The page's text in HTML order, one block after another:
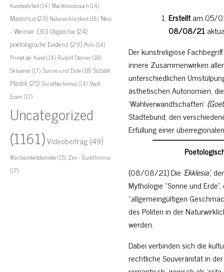
Kunstwahrheit(14) Machtmissbrauch(14)
Maoismus(23) Naturwirklichkeit(16) Neu
- Weimar (30)Oligarchie(24)
poetologische Evidenz (29) Polis(14)
Primat der Kunst(14) Rudolf Steiner(18)
Sklaverei (17) Sonne und Erde(18) Soziale
Plastik(25) Sozialfaschismus(14) Stadt
Essen (17)
Uncategorized
(1161)Videobeitrag(49)
Wachsamkeitskomitee(15) Zen - Buddhismus
(17)
Erstelltam 05/
08/08/21
Der kunstreligiöse
innere Zusammenwirken
unterschiedlichen
ästhetischen Autonomien,
‘Wahlverwandtschaften’
Städtebund, den
Erfüllung einer
(08/08/21) Die ‘Ekklesia’,
Mythologie “Sonne und
“allgemeingültigen
des Politen in der
werden.
Dabei verbinden sich die
rechtliche Souveränität in